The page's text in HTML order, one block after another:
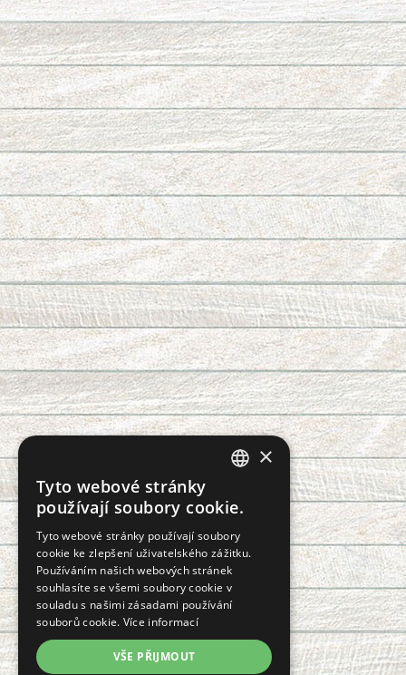
GERMAN
FRENCH
×
Tyto webové stránky
používají soubory cookie.
Tyto webové stránky používají soubory
cookie ke zlepšení uživatelského zážitku.
Používáním našich webových stránek
souhlasíte se všemi soubory cookie v
souladu s našimi zásadami používání
souborů cookie. Více informací
VŠE PŘIJMOUT